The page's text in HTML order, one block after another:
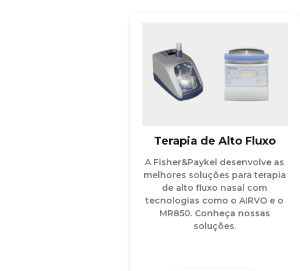
Terapia de Alto Fluxo
A Fisher&Paykel desenvolve as
melhores soluções para terapia
de alto fluxo nasal com
tecnologias como o AIRVO e o
MR850. Conheça nossas
soluções.‏‏